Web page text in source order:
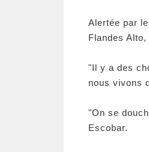
Alertée par
Flandes
"Il y a des
nous vivons
"On se
Escobar.